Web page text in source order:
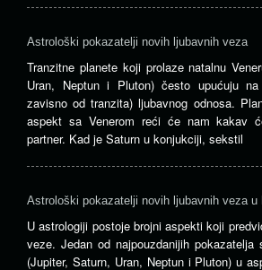
Astrološki pokazatelji novih ljubavnih veza
Tranzitne planete koji prolaze ​​natalnu
Uran, Neptun i Pluton) često upućuju
zavisno od tranzita) ljubavnog odnosa.
aspekt sa Venerom reći će nam kakav
partner. Kad je Saturn u konjukciji, sekstil
Astrološki pokazatelji novih ljubavnih veza u
U astrologiji postoje brojni aspekti koji
veze. Jedan od najpouzdanijih pokazatelja
(Jupiter, Saturn, Uran, Neptun i Pluton) u